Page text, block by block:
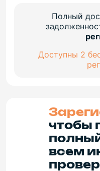
Полный
Доступны 2
чтобы
всем